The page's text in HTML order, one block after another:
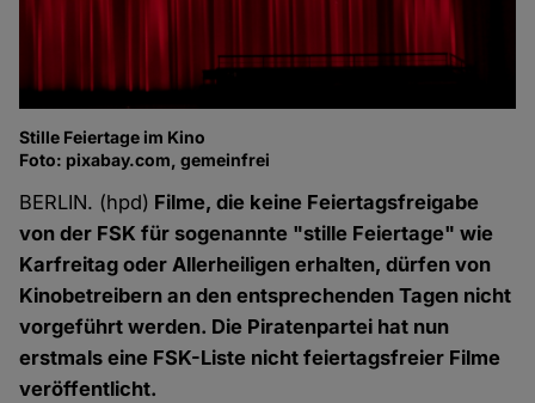
Stille Feiertage im Kino
Foto: pixabay.com, gemeinfrei
BERLIN. (hpd) Filme, die keine Feiertagsfreigabe
von der FSK für sogenannte "stille Feiertage" wie
Karfreitag oder Allerheiligen erhalten, dürfen von
Kinobetreibern an den entsprechenden Tagen nicht
vorgeführt werden. Die Piratenpartei hat nun
erstmals eine FSK-Liste nicht feiertagsfreier Filme
veröffentlicht.